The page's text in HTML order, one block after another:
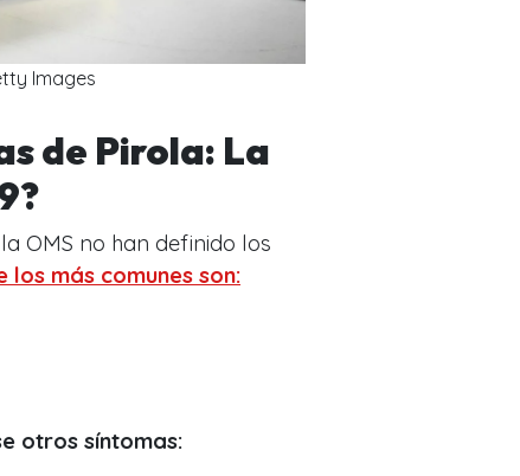
Images
de Pirola: La
OMS no han definido los
los más comunes son:
otros síntomas: